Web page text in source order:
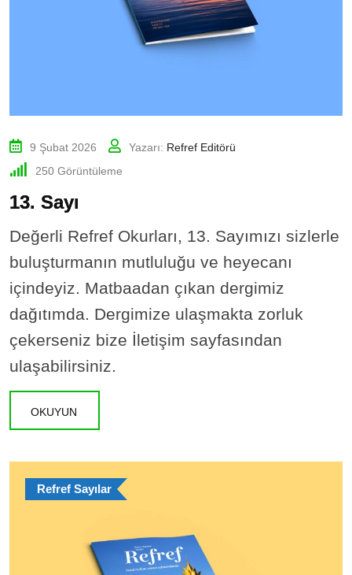
9 Şubat 2026 Yazarı: Refref Editörü
250 Görüntüleme
13. Sayı
Değerli Refref Okurları, 13. Sayımızı sizlerle
buluşturmanın mutluluğu ve heyecanı
içindeyiz. Matbaadan çıkan dergimiz
dağıtımda. Dergimize ulaşmakta zorluk
çekerseniz bize İletişim sayfasından
ulaşabilirsiniz.
OKUYUN
Refref Sayılar